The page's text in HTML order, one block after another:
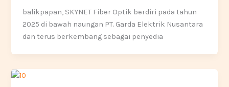
balikpapan, SKYNET Fiber Optik berdiri pada tahun
2025 di bawah naungan PT. Garda Elektrik Nusantara
dan terus berkembang sebagai penyedia